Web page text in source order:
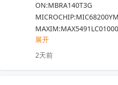
ON:MBRA140T3G
ADI:ADP7182AUJZ-R7
其他PN可沟通确认
展开
2天前